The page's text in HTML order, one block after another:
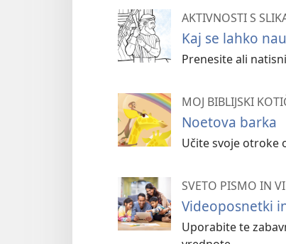
AKTIVNOSTI S
Kaj se lahko
Prenesite ali
MOJ BIBLIJSKI
Noetova barka
Učite svoje otroke
SVETO PISMO IN VI
Videoposnetki
Uporabite te